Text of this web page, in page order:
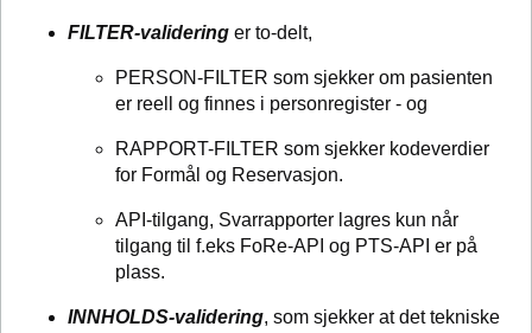
FILTER-validering er to-delt,
PERSON-FILTER som sjekker om pasienten
er reell og finnes i personregister - og
RAPPORT-FILTER som sjekker kodeverdier
for Formål og Reservasjon.
API-tilgang, Svarrapporter lagres kun når
tilgang til f.eks FoRe-API og PTS-API er på
plass.
INNHOLDS-validering, som sjekker at det tekniske